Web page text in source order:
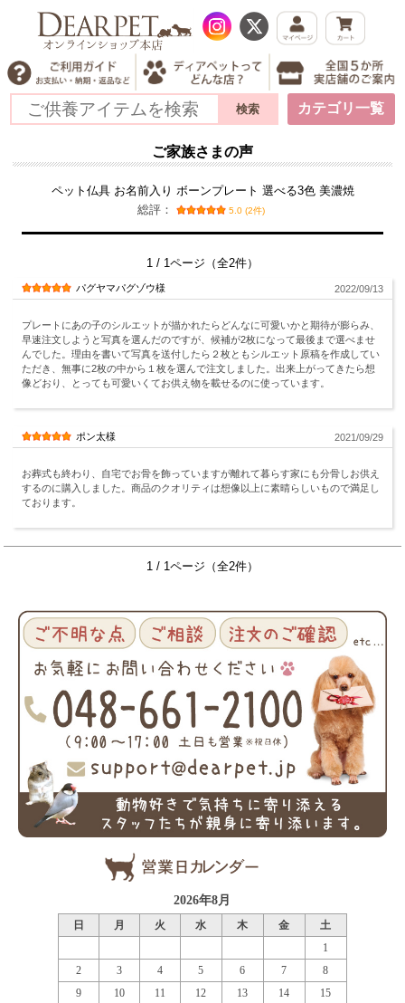
カテゴリ一覧
ご家族さまの声
ペット仏具 お名前入り ボーンプレート 選べる3色 美濃焼
総評：
5.0 (2件)
1 / 1ページ（全2件）
パグヤマパグゾウ様 2022/09/13
プレートにあの子のシルエットが描かれたらどんなに可愛いかと期待が膨らみ、
早速注文しようと写真を選んだのですが、候補が2枚になって最後まで選べませ
んでした。理由を書いて写真を送付したら２枚ともシルエット原稿を作成してい
ただき、無事に2枚の中から１枚を選んで注文しました。出来上がってきたら想
像どおり、とっても可愛いくてお供え物を載せるのに使っています。
ポン太様 2021/09/29
お葬式も終わり、自宅でお骨を飾っていますが離れて暮らす家にも分骨しお供え
するのに購入しました。商品のクオリティは想像以上に素晴らしいもので満足し
ております。
1 / 1ページ（全2件）